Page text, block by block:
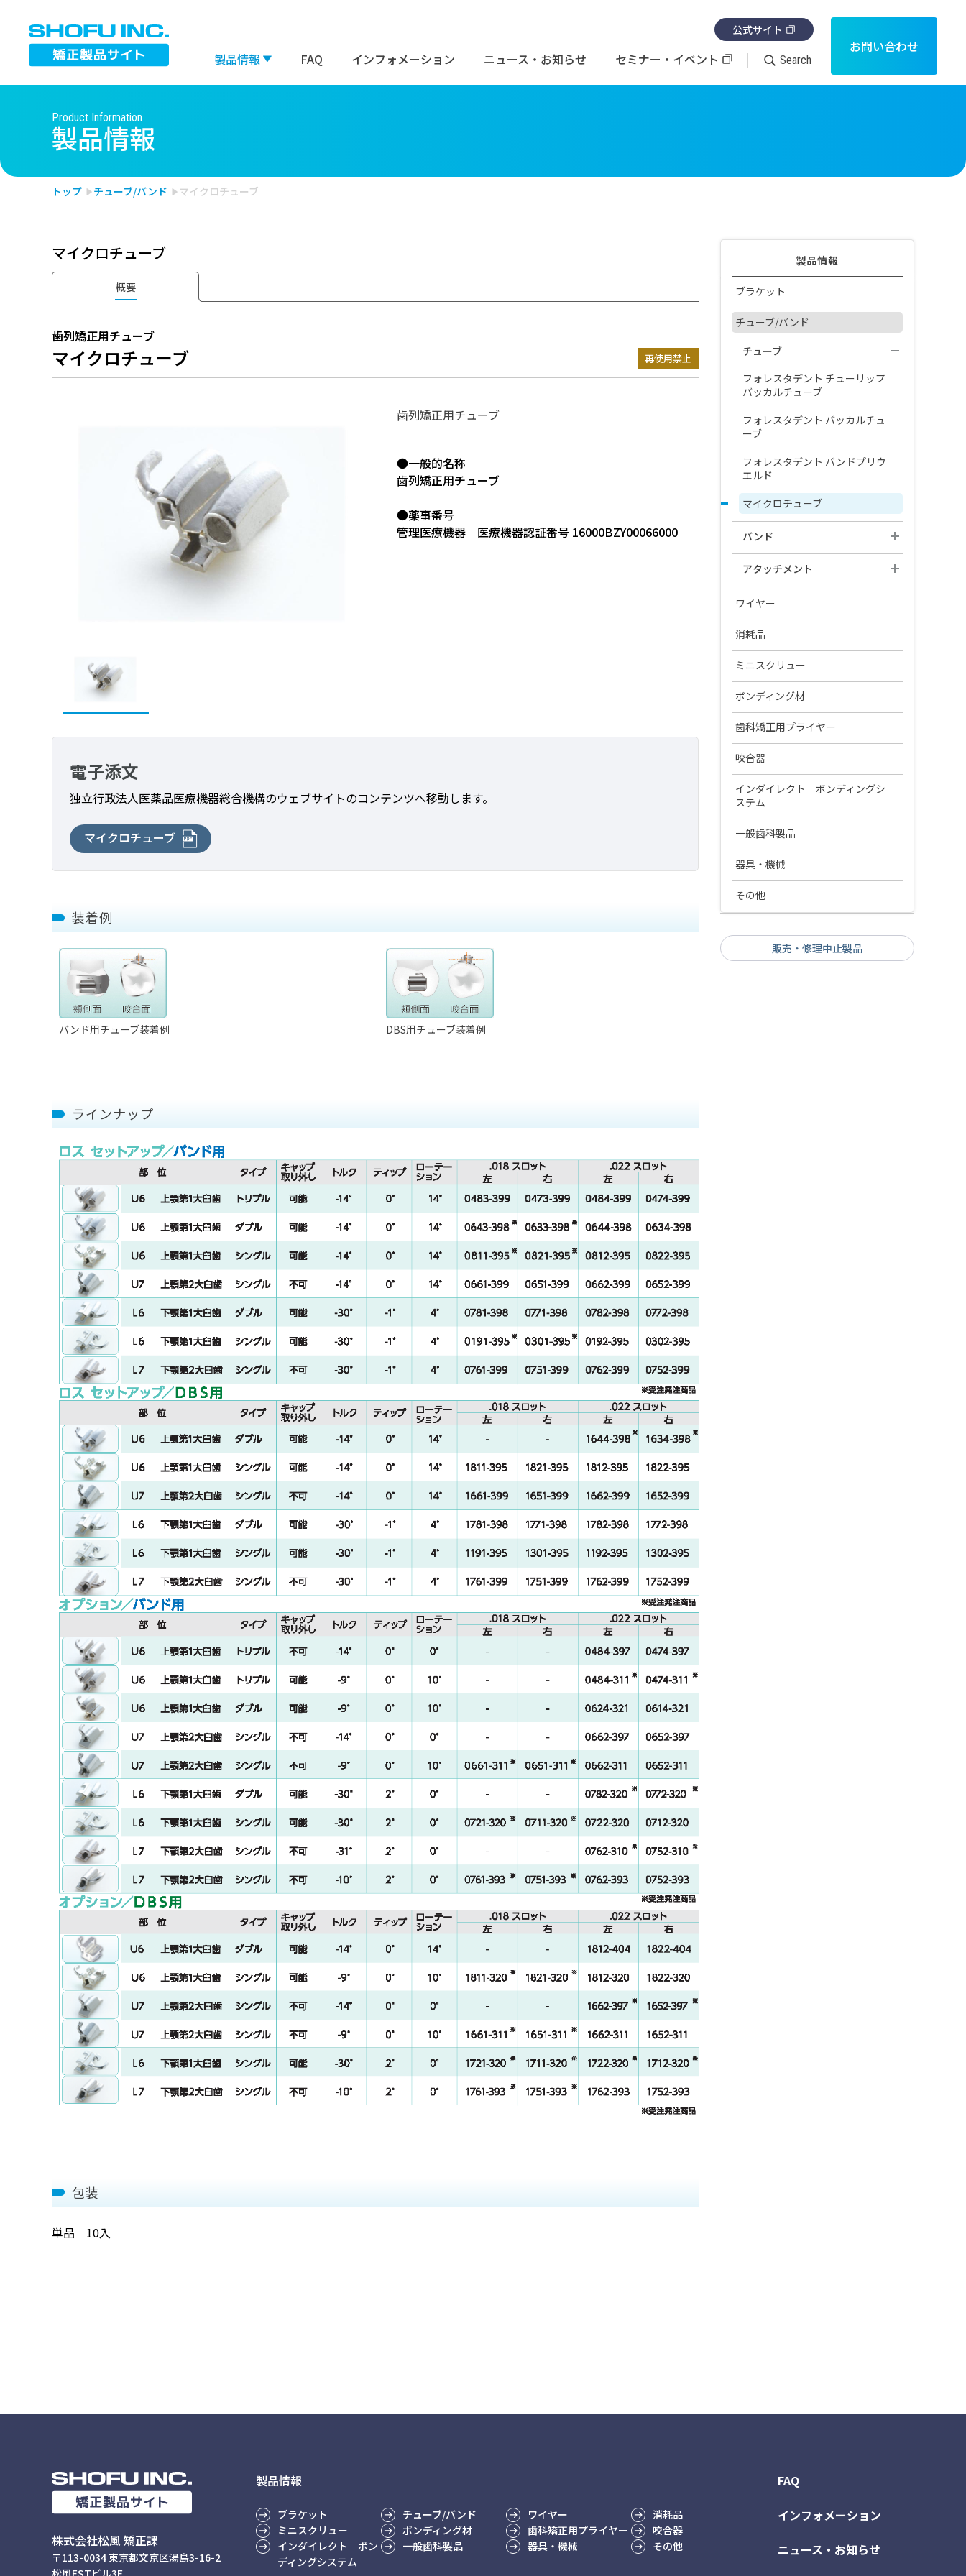
製品情報
ブラケット
ミニスクリュー
インダイレクト ボンディン
総合カタログPDF
FAQ インフォメーション ニュース・お知らせ セミナー・イベント Search
公式サイト
お問い合わせ
検索対象： すべて 矯正製品
Product Information
製品情報
トップ チューブ/バンド マイクロチューブ
マイクロチューブ
概要
歯列矯正用チューブ
マイクロチューブ 再使用禁止
歯列矯正用チューブ
●一般的名称
歯列矯正用チューブ
●薬事番号
管理医療機器 医療機器認証番号 16000BZY00066000
電子添文
独立行政法人医薬品医療機器総合機構のウェブサイトのコンテンツへ移動します。
マイクロチューブ
装着例
バンド用チューブ装着例 DBS用チューブ装着例
ラインナップ
包装
単品 10入
製品情報
ブラケット
審美ブラケット
プレシ クリスタル
SHOFU SL ブラケット​ ジニアス
システム
ORIGAMI SL
ット
インスパイア ディボンディング
キット
シンメトリー クリア
デイモン クリア
メタルブラケット
ミニスプリント Ⅱ メタルブラケ
ット
ミニツイン ブラケット
デイモン3 MX
デイモン3/MX オープニング イン
スツルメント
アタッチメント
レベリング クリアアタッチメ
ント
チューブ/バンド
チューブ
フォレスタデント チューリップ
バッカルチューブ
フォレスタデント バッカルチュ
ーブ
フォレスタデント バンドプリウ
エルド
マイクロチューブ
バンド
バンド
アタッチメント
リンガルアタッチメント
リンガル シース
ワイヤー
ニッケルチタン ワイヤー
オーソラインアーチワイヤー Ti-
Ni ウルトラサーモ
オーソラインアーチワイヤーⅡ
Ti-Ni SE200
オーソラインアーチワイヤー Ti-
Ni （Sアーチ）
オーソラインアーチワイヤーⅡ
リンガルタイプ
オーソラインアーチワイヤーⅡ
Ti-Ni SE200 トルクドタイプ
オーソラインアーチワイヤー Ti-
Ni （RCS）
アライン XF アーチワイヤー ラウ
アライン XF アーチワイヤー レク
タンギュラー
ステンレススチール ワイヤー
オーソラインアーチワイヤーⅡ
ホワイト
オーソラインアーチワイヤーⅡ
ステンレススチール
オーソラインアーチワイヤーⅡ
ステンレススチール キーホール
ループワイヤー
オーソラインアーチワイヤー マ
ステンレス スティール ワイヤー
ラウンド
ステンレス スティール ワイヤー
キーホール ループ ワイヤー レク
チタンモリブデン合金 ワイヤー
オーソラインアーチワイヤー ベ
ワイヤーその他
アーチワイヤーテンプレート
消耗品
エラスティック製品
エラスティックチェーンTS
コイルスプリング
イーブンフォース NT クローズド
コイルスプリング
オープンコイルスプリング
クローズドコイルスプリング
結さつ線
リガチャーワイヤー プリフォー
リガチャーワイヤー ツイスト
コバヤシフック ツイスト
ヘッドギア
ハイプルヘッドキャップ
サービカルネックパッド
セーフティーリリースモジュール
ハイプルヘッドキャップ キット
サービカルネックパッド キット
ミニスクリュー
アンカースクリュー
アブソアンカーⅢ
アンカースクリューインスツルメン
ト
アブソアンカー ドライバー
アブソアンカー パイロットドリ
ル
アブソアンカー インスツルメン
ト
デントス ハンドコントラアング
ルドライバー
コイルスプリング
デントス NT コイルスプリング
ボンディング材
ブラケット接着関連
ビューティオーソ ボンドⅡ トラ
イアルセット
ペースト
ペースト ビスコス
フロアブルペースト／フロアブ
ルペースト ブルー
セルフエッチング プライマー
イマー
オーソティースクリーナー
アタッチメントレジン
ビューティオーソアタッチメン
ト
バンド接着関連
ビューティバンドセメント
歯科矯正用プライヤー
矯正用プライヤー各種
矯正用プライヤー各種
咬合器
パナデント製品
PSH 咬合器
パナマウントフェイスボウ
CPI-III システム
アキシパスIIIレコーダー
インダイレクト ボンディングシ
ステム
エミルマ関連製品
インダイレクトボンディングシ
ステム
エミルマII
一般歯科製品
矯正用技工レジン材料
オーソパレット
研削材
用）
器具・機械
光照射器
その他
GISHY GOO（ギシ グー）
販売・修理中止製品
株式会社松風 矯正課
〒113-0034 東京都文京区湯島3-16-2
松風ESTビル3F
製品情報
ブラケット チューブ/バンド ワイヤー
消耗品
ミニスクリュー
ボンディング材 歯科矯正用プライヤー
咬合器
インダイレクト ボン
ディングシステム
一般歯科製品 器具・機械 その他
FAQ
インフォメーション
ニュース・お知らせ